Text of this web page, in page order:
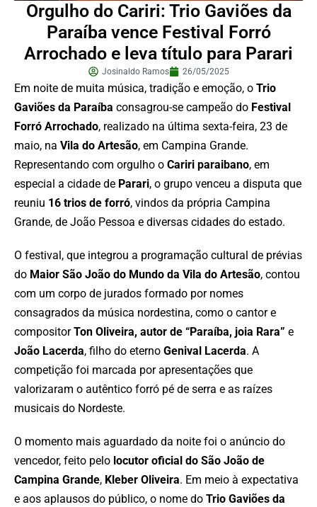
Orgulho do Cariri: Trio Gaviões da
Paraíba vence Festival Forró
Arrochado e leva título para Parari
Josinaldo Ramos 26/05/2025
Em noite de muita música, tradição e emoção, o Trio
Gaviões da Paraíba consagrou-se campeão do Festival
Forró Arrochado, realizado na última sexta-feira, 23 de
maio, na Vila do Artesão, em Campina Grande.
Representando com orgulho o Cariri paraibano, em
especial a cidade de Parari, o grupo venceu a disputa que
reuniu 16 trios de forró, vindos da própria Campina
Grande, de João Pessoa e diversas cidades do estado.
O festival, que integrou a programação cultural de prévias
do Maior São João do Mundo da Vila do Artesão, contou
com um corpo de jurados formado por nomes
consagrados da música nordestina, como o cantor e
compositorTon Oliveira, autor de “Paraíba, joia Rara” e
João Lacerda, filho do eterno Genival Lacerda. A
competição foi marcada por apresentações que
valorizaram o autêntico forró pé de serra e as raízes
musicais do Nordeste.
O momento mais aguardado da noite foi o anúncio do
vencedor, feito pelo locutor oficial do São João de
Campina Grande, Kleber Oliveira. Em meio à expectativa
e aos aplausos do público, o nome do Trio Gaviões da